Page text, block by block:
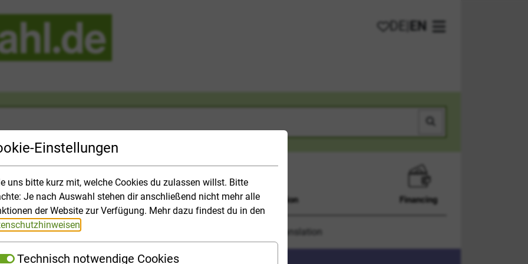
Einstellungen
uns bitte kurz mit, welche Cookies du zulassen willst. Bitte
Je nach Auswahl stehen dir anschließend nicht mehr alle
der Website zur Verfügung. Mehr dazu findest du in den
Technisch notwendige Cookies
My favorites
DE EN
Study Opportunities Application and Admission Financing
Cultural Studies Linguistics, literature, interpreting and translation